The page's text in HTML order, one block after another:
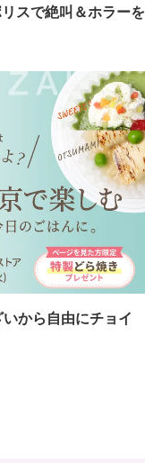
スで絶叫＆ホラーを
から自由にチョイ